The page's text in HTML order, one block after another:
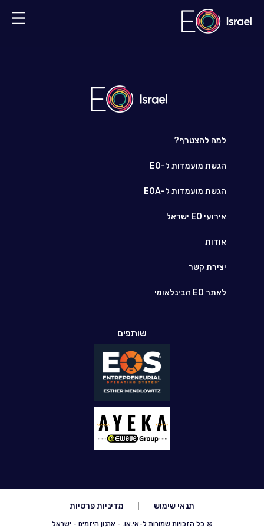
למה להצטרף?
הגשת מועמדות ל-EO
הגשת מועמדות ל-EOA
אירועי EO ישראל
אודות
יצירת קשר
לאתר EO הבינלאומי
שותפים
© כל הזכויות שמורות ל-אי.או. - ארגון היזמים - ישראל
תנאי שימוש מדיניות פרטיות